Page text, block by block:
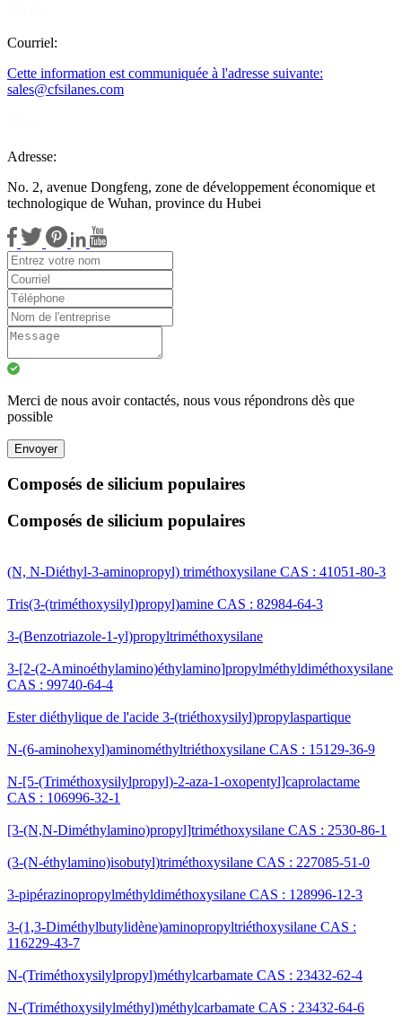
Courriel:
Cette information est communiquée à l'adresse suivante:
sales@cfsilanes.com
Adresse:
No. 2, avenue Dongfeng, zone de développement économique et
technologique de Wuhan, province du Hubei
Merci de nous avoir contactés, nous vous répondrons dès que
possible
Envoyer
Composés de silicium populaires
Composés de silicium populaires
(N, N-Diéthyl-3-aminopropyl) triméthoxysilane CAS : 41051-80-3
Tris(3-(triméthoxysilyl)propyl)amine CAS : 82984-64-3
3-(Benzotriazole-1-yl)propyltriméthoxysilane
3-[2-(2-Aminoéthylamino)éthylamino]propylméthyldiméthoxysilane
CAS : 99740-64-4
Ester diéthylique de l'acide 3-(triéthoxysilyl)propylaspartique
N-(6-aminohexyl)aminométhyltriéthoxysilane CAS : 15129-36-9
N-[5-(Triméthoxysilylpropyl)-2-aza-1-oxopentyl]caprolactame
CAS : 106996-32-1
[3-(N,N-Diméthylamino)propyl]triméthoxysilane CAS : 2530-86-1
(3-(N-éthylamino)isobutyl)triméthoxysilane CAS : 227085-51-0
3-pipérazinopropylméthyldiméthoxysilane CAS : 128996-12-3
3-(1,3-Diméthylbutylidène)aminopropyltriéthoxysilane CAS :
116229-43-7
N-(Triméthoxysilylpropyl)méthylcarbamate CAS : 23432-62-4
N-(Triméthoxysilylméthyl)méthylcarbamate CAS : 23432-64-6